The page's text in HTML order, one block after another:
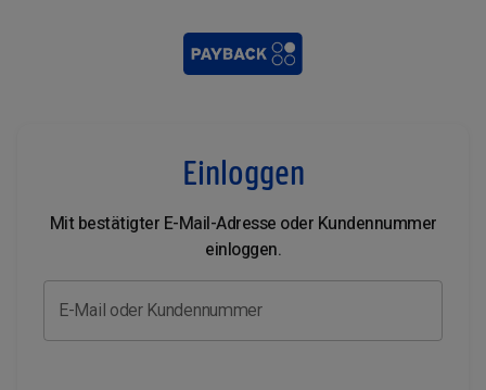
Einloggen
Mit bestätigter E-Mail-Adresse oder Kundennummer
einloggen.
E-Mail oder Kundennummer